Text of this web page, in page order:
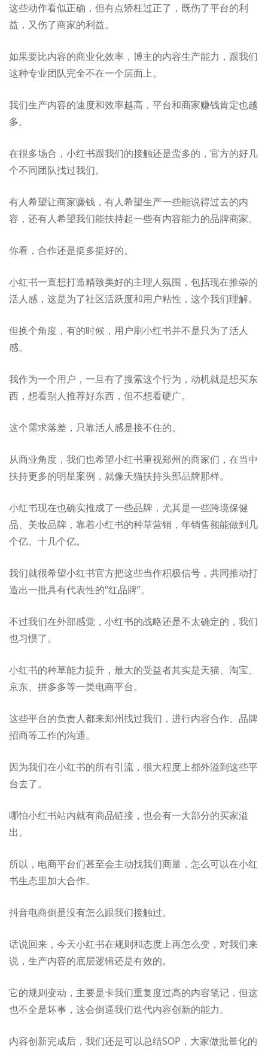
这些动作看似正确，但有点矫枉过正了，既伤了平台的利
益，又伤了商家的利益。
如果要比内容的商业化效率，博主的内容生产能力，跟我们
这种专业团队完全不在一个层面上。
我们生产内容的速度和效率越高，平台和商家赚钱肯定也越
多。
在很多场合，小红书跟我们的接触还是蛮多的，官方的好几
个不同团队找过我们。
有人希望让商家赚钱，有人希望生产一些能说得过去的内
容，还有人希望我们能扶持起一些有内容能力的品牌商家。
你看，合作还是挺多挺好的。
小红书一直想打造精致美好的主理人氛围，包括现在推崇的
活人感，这是为了社区活跃度和用户粘性，这个我们理解。
但换个角度，有的时候，用户刷小红书并不是只为了活人
感。
我作为一个用户，一旦有了搜索这个行为，动机就是想买东
西，想看别人推荐好东西，但不想看硬广。
这个需求落差，只靠活人感是接不住的。
从商业角度，我们也希望小红书重视郑州的商家们，在当中
扶持更多的明星案例，就像天猫扶持头部品牌那样。
小红书现在也确实推成了一些品牌，尤其是一些跨境保健
品、美妆品牌，靠着小红书的种草营销，年销售额能做到几
个亿、十几个亿。
我们就很希望小红书官方把这些当作积极信号，共同推动打
造出一批具有代表性的“红品牌”。
不过我们在外部感觉，小红书的战略还是不太确定的，我们
也习惯了。
小红书的种草能力提升，最大的受益者其实是天猫、淘宝、
京东、拼多多等一类电商平台。
这些平台的负责人都来郑州找过我们，进行内容合作、品牌
招商等工作的沟通。
因为我们在小红书的所有引流，很大程度上都外溢到这些平
台去了。
哪怕小红书站内就有商品链接，也会有一大部分的买家溢
出。
所以，电商平台们甚至会主动找我们商量，怎么可以在小红
书生态里加大合作。
抖音电商倒是没有怎么跟我们接触过。
话说回来，今天小红书在规则和态度上再怎么变，对我们来
说，生产内容的底层逻辑还是有效的。
它的规则变动，主要是卡我们重复度过高的内容笔记，但这
也不全是坏事，这会倒逼我们迭代内容创新的能力。
内容创新完成后，我们还是可以总结SOP，大家做批量化的